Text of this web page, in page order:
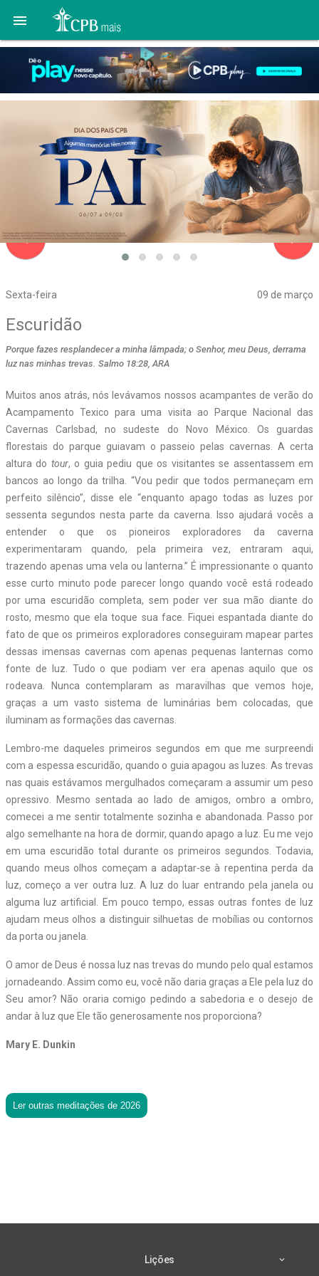

Sexta-feira 09 de março
navigate_before
Escuridão
Porque fazes resplandecer a minha lâmpada; o Senhor, meu Deus, derrama
luz nas minhas trevas. Salmo 18:28, ARA
Muitos anos atrás, nós levávamos nossos acampantes de verão do
Acampamento Texico para uma visita ao Parque Nacional das
Cavernas Carlsbad, no sudeste do Novo México. Os guardas
florestais do parque guiavam o passeio pelas cavernas. A certa
altura do tour, o guia pediu que os visitantes se assentassem em
bancos ao longo da trilha. “Vou pedir que todos permaneçam em
perfeito silêncio”, disse ele “enquanto apago todas as luzes por
sessenta segundos nesta parte da caverna. Isso ajudará vocês a
entender o que os pioneiros exploradores da caverna
experimentaram quando, pela primeira vez, entraram aqui,
trazendo apenas uma vela ou lanterna.” É impressionante o quanto
esse curto minuto pode parecer longo quando você está rodeado
por uma escuridão completa, sem poder ver sua mão diante do
rosto, mesmo que ela toque sua face. Fiquei espantada diante do
fato de que os primeiros exploradores conseguiram mapear partes
dessas imensas cavernas com apenas pequenas lanternas como
fonte de luz. Tudo o que podiam ver era apenas aquilo que os
rodeava. Nunca contemplaram as maravilhas que vemos hoje,
graças a um vasto sistema de luminárias bem colocadas, que
iluminam as formações das cavernas.
Lembro-me daqueles primeiros segundos em que me surpreendi
com a espessa escuridão, quando o guia apagou as luzes. As trevas
nas quais estávamos mergulhados começaram a assumir um peso
opressivo. Mesmo sentada ao lado de amigos, ombro a ombro,
comecei a me sentir totalmente sozinha e abandonada. Passo por
algo semelhante na hora de dormir, quando apago a luz. Eu me vejo
em uma escuridão total durante os primeiros segundos. Todavia,
quando meus olhos começam a adaptar-se à repentina perda da
luz, começo a ver outra luz. A luz do luar entrando pela janela ou
alguma luz artificial. Em pouco tempo, essas outras fontes de luz
ajudam meus olhos a distinguir silhuetas de mobílias ou contornos
da porta ou janela.
O amor de Deus é nossa luz nas trevas do mundo pelo qual estamos
jornadeando. Assim como eu, você não daria graças a Ele pela luz do
Seu amor? Não oraria comigo pedindo a sabedoria e o desejo de
andar à luz que Ele tão generosamente nos proporciona?
Mary E. Dunkin
Ler outras meditações de 2026
navigate_next
Lições